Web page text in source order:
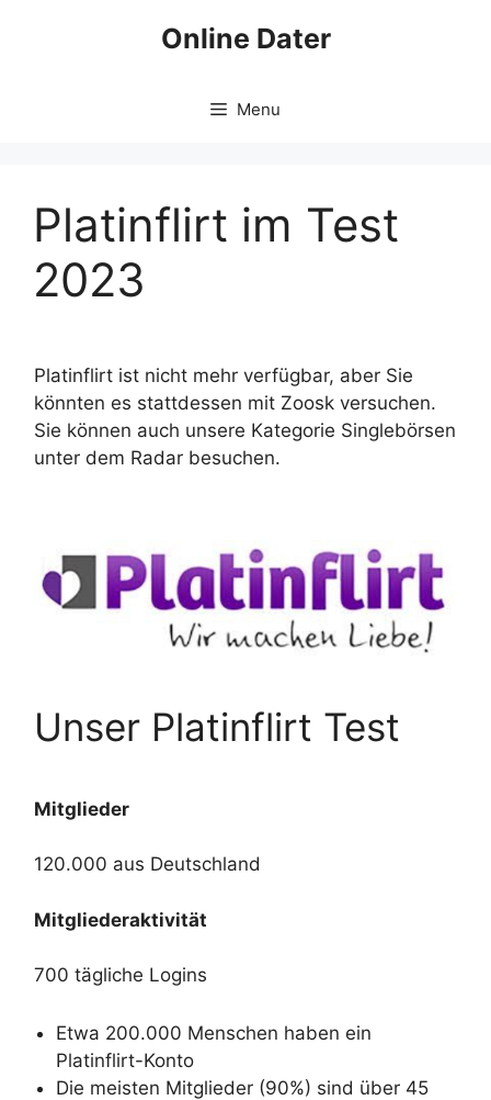
Online Dater
Menu
Platinflirt im Test
2023
Platinflirt ist nicht mehr verfügbar, aber Sie
könnten es stattdessen mit Zoosk versuchen.
Sie können auch unsere Kategorie Singlebörsen
unter dem Radar besuchen.
Unser Platinflirt Test
Mitglieder
120.000 aus Deutschland
Mitgliederaktivität
700 tägliche Logins
Etwa 200.000 Menschen haben ein
Platinflirt-Konto
Die meisten Mitglieder (90%) sind über 45